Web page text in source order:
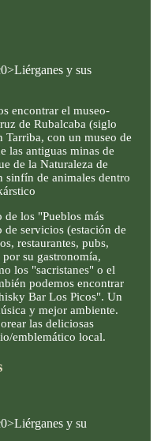
encontrar el museo-
de Rubalcaba (siglo
con un museo de
las antiguas minas de
de la Naturaleza de
sinfín de animales dentro
de los "Pueblos más
de servicios (estación de
restaurantes, pubs,
su gastronomía,
los "sacristanes" o el
podemos encontrar
Bar Los Picos". Un
y mejor ambiente.
las deliciosas
emblemático local.